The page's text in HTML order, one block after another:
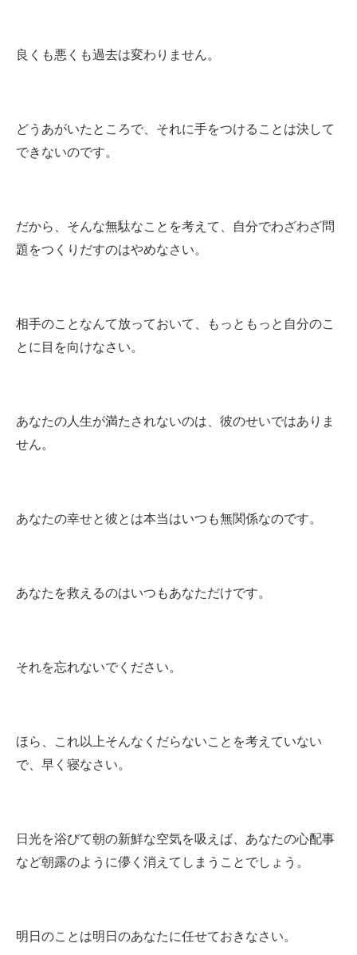
良くも悪くも過去は変わりません。
どうあがいたところで、それに手をつけることは決して
できないのです。
だから、そんな無駄なことを考えて、自分でわざわざ問
題をつくりだすのはやめなさい。
相手のことなんて放っておいて、もっともっと自分のこ
とに目を向けなさい。
あなたの人生が満たされないのは、彼のせいではありま
せん。
あなたの幸せと彼とは本当はいつも無関係なのです。
あなたを救えるのはいつもあなただけです。
それを忘れないでください。
ほら、これ以上そんなくだらないことを考えていない
で、早く寝なさい。
日光を浴びて朝の新鮮な空気を吸えば、あなたの心配事
など朝露のように儚く消えてしまうことでしょう。
明日のことは明日のあなたに任せておきなさい。